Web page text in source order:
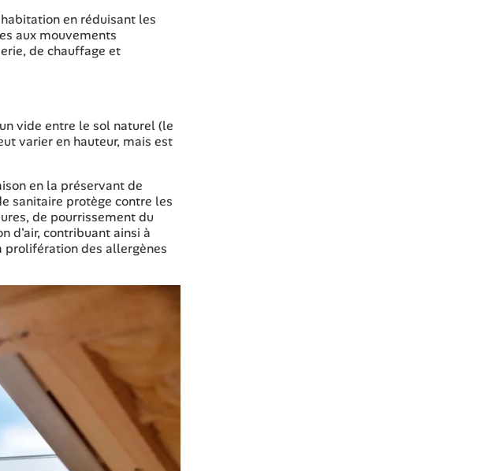
en réduisant les
aux mouvements
de chauffage et
vide entre le sol naturel (le
varier en hauteur, mais est
en la préservant de
sanitaire protège contre les
de pourrissement du
d'air, contribuant ainsi à
des allergènes